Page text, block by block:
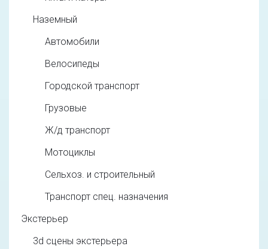
Наземный
Автомобили
Велосипеды
Городской транспорт
Грузовые
Ж/д транспорт
Мотоциклы
Сельхоз. и строительный
Транспорт спец. назначения
Экстерьер
3d cцены экстерьера